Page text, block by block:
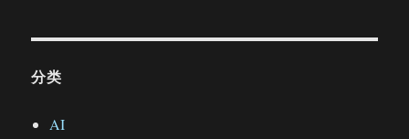
分类
AI